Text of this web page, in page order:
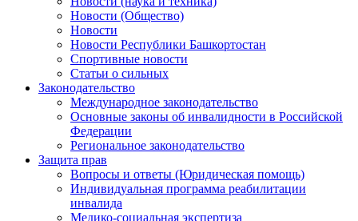
Новости (Общество)
Новости
Новости Республики Башкортостан
Спортивные новости
Статьи о сильных
Законодательство
Международное законодательство
Основные законы об инвалидности в Российской
Федерации
Региональное законодательство
Защита прав
Вопросы и ответы (Юридическая помощь)
Индивидуальная программа реабилитации
инвалида
Медико-социальная экспертиза